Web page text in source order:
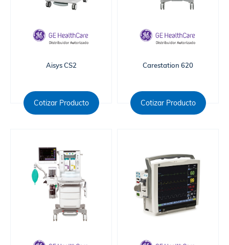
Aisys CS2
Cotizar Producto
Carestation 620
Cotizar Producto